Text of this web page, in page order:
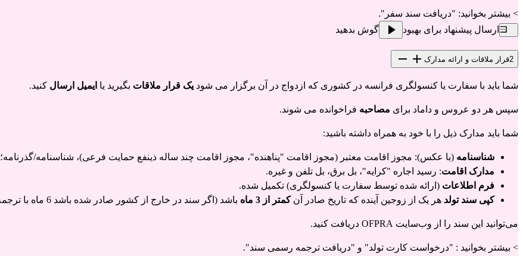
> بیشتر بخوانید: "دریافت سند سفر".
ارسال پیشنهاد برای بهبود
گوش بدهید
2قرار ملاقات و ارائه مدارک
شما باید با سفارت یا کنسولگری فرانسه در کشوری که ازدواج در آن برگزار می شود یک قرار ملاقات بگیرید یا ایمیل ارسال کنید.
سپس هر دو عروس و داماد برای مصاحبه فراخوانده می شوند.
شما باید مدارک ذیل را با خود به همراه داشته باشید:
شناسنامه (با عکس): مجوز اقامت معتبر (مجوز اقامت "پناهنده"، مجوز اقامت چند ساله ذینفع حمایت فرعی)، شناسنامه/گذرنامه؛
مدارک اقامت: رسید اجاره "کرایه"، بل برق، بل تلفن و غیره.
فرم اطلاعات (ارائه شده توسط سفارت یا کنسولگری) تکمیل شده.
کپی سند تولد هر یک از زوجین آینده که تاریخ صادر آنکمتر از 3 ماه باشد (اگر سند در خارج از کشور صادر شده باشد 6 ماه با ترجمه و قانونی شدن آن).
می‌توانید این سند را از وب‌سایت OFPRA دریافت کنید .
> بیشتر بخوانید : "درخواست کارت تولد" و "دریافت ترجمه رسمی سند".